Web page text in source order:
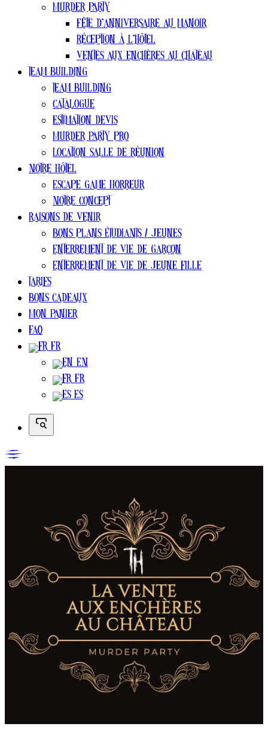
Murder party
Fête d’anniversaire au manoir
Réception à l’hôtel
Ventes aux enchères au chateau
Team Building
Team Building
Catalogue
estimation devis
Murder Party pro
Location salle de réunion
Notre Hôtel
Escape Game Horreur
Notre concept
Raisons de venir
Bons plans ÉTUDIANTS / jeunes
Enterrement de vie de garçon
Enterrement de vie de jeune fille
Tarifs
Bons cadeaux
Mon Panier
FAQ
FR
EN
FR
ES